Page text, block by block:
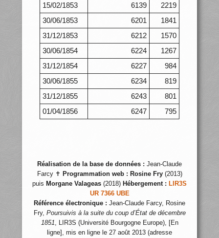
15/02/1853
6139
2219
30/06/1853
6201
1841
31/12/1853
6212
1570
30/06/1854
6224
1267
31/12/1854
6227
984
30/06/1855
6234
819
31/12/1855
6243
801
01/04/1856
6247 795
Réalisation de la base de données : Jean-Claude
Farcy ✝ Programmation web : Rosine Fry(2013)
puis Morgane Valageas (2018) Hébergement : LIR3S
UR 7366 UBE
Référence électronique : Jean-Claude Farcy, Rosine
Fry, Poursuivis à la suite du coup d’État de décembre
1851, LIR3S (Université Bourgogne Europe), [En
ligne], mis en ligne le 27 août 2013 (adresse